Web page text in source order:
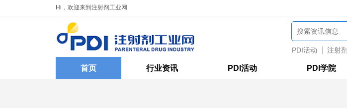
Hi，欢迎来到注射剂工业网
PDI活动 注射剂
首页 行业资讯 PDI活动 PDI学院